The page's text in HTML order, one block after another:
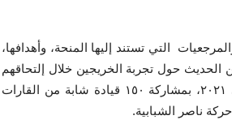
التي تستند إليها المنحة، وأهدافها،
الحديث حول تجربة الخريجين خلال إلتحاقهم
بمنحة ناصر للقيادة الدولية في نسختها الثانية والتي انعقدت يونيه الماضي ٢٠٢١، بمشاركة ١٥٠ قيادة شابة من القارات
حركة ناصر الشبابية.